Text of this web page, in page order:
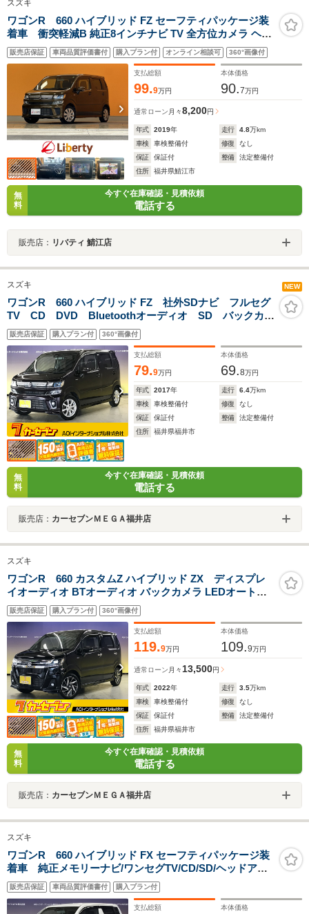
スズキ
ワゴンR 660 ハイブリッド FZ セーフティパッケージ装
着車 衝突軽減B 純正8インチナビ TV 全方位カメラ ヘッ
ドアップディスプレイ スマートキー プッシュスタート ア
イドリングストップ 運転席シートヒーター 革巻きステア
リング 純正アルミホイール
販売店保証 車両品質評価書付 購入プラン付 オンライン相談可 360°画像付
支払総額
99.9万円
本体価格
90.7万円
通常ローン 月々8,200円
年式 2019年 走行 4.8万km
車検
車検整備付 修復
なし
保証
保証付 整備
法定整備付
住所
福井県鯖江市
無
料
今すぐ在庫確認・見積依頼
電話する
販売店： リバティ 鯖江店
スズキ NEW
ワゴンR 660 ハイブリッド FZ 社外SDナビ フルセグ
TV CD DVD Bluetoothオーディオ SD バックカメ
ラ シートヒーター ヘッドアップディスプレイ 前後
ドライブレコーダー セーフティサポート
販売店保証 購入プラン付 360°画像付
支払総額
79.9万円
本体価格
69.8万円
年式 2017年 走行 6.4万km
車検
車検整備付 修復
なし
保証
保証付 整備
法定整備付
住所
福井県福井市
無
料
今すぐ在庫確認・見積依頼
電話する
販売店： カーセブンＭＥＧＡ福井店
スズキ
ワゴンR 660 カスタムZ ハイブリッド ZX ディスプレ
イオーディオ BTオーディオ バックカメラ LEDオートラ
イト シートヒーター 衝突軽減ブレーキ 追従クルコン ア
ップグレードパッケージ セーフティサポート
販売店保証 購入プラン付 360°画像付
支払総額
119.9万円
本体価格
109.9万円
通常ローン 月々13,500円
年式 2022年 走行 3.5万km
車検
車検整備付 修復
なし
保証
保証付 整備
法定整備付
住所
福井県福井市
無
料
今すぐ在庫確認・見積依頼
電話する
販売店： カーセブンＭＥＧＡ福井店
スズキ
ワゴンR 660 ハイブリッド FX セーフティパッケージ装
着車 純正メモリーナビ/ワンセグTV/CD/SD/ヘッドアッ
プディスプレイ/ETC/バックカメラ/セーフティサポート/
衝突軽減/誤発信抑制/オートライト/プッシュスタート
販売店保証 車両品質評価書付 購入プラン付
支払総額 本体価格